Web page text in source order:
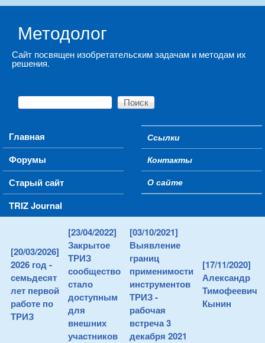
Методолог
Сайт посвящен изобретательским задачам и методам их
решения.
Форма поиска
Поиск
Main menu
Главная
Форумы
Старый сайт
TRIZ Journal
Secondary menu
Ссылки
Контакты
О сайте
[20/03/2026]
2026 год -
семьдесят
лет первой
работе по
ТРИЗ
[23/04/2022]
Закрытое
ТРИЗ
сообщество
стало
доступным
для
внешних
участников
[03/10/2021]
Выявление
границ
применимости
инструментов
ТРИЗ -
рабочая
встреча 3
декабря 2021
[17/11/2020]
Александр
Тимофеевич
Кынин